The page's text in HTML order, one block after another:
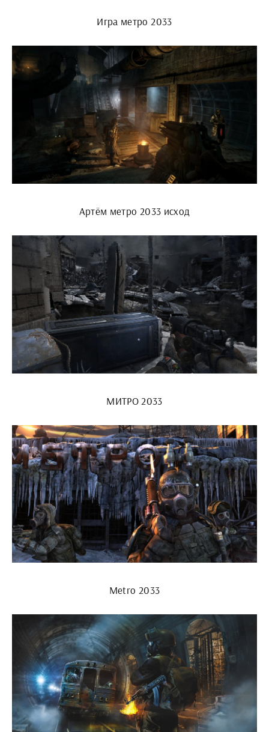
Игра метро 2033
Артём метро 2033 исход
МИТРО 2033
Metro 2033